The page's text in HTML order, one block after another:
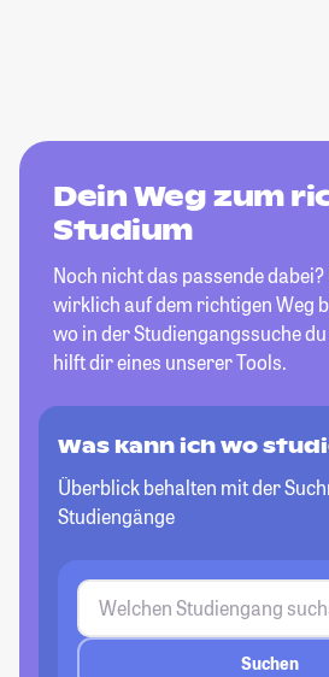
Dein Weg zum
Studium
Noch nicht das passende
wirklich auf dem richtigen Weg
wo in der Studiengangssuche
hilft dir eines unserer Tools.
Was kann ich wo
Überblick behalten mit der
Studiengänge
Suchen